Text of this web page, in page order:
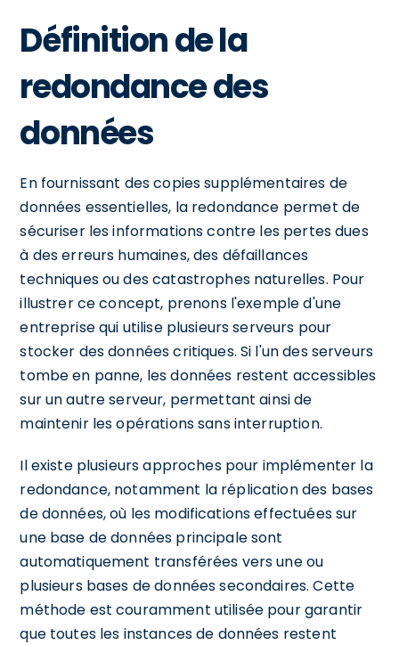
Définition de la
redondance des
données
En fournissant des copies supplémentaires de
données essentielles, la redondance permet de
sécuriser les informations contre les pertes dues
à des erreurs humaines, des défaillances
techniques ou des catastrophes naturelles. Pour
illustrer ce concept, prenons l'exemple d'une
entreprise qui utilise plusieurs serveurs pour
stocker des données critiques. Si l'un des serveurs
tombe en panne, les données restent accessibles
sur un autre serveur, permettant ainsi de
maintenir les opérations sans interruption.
Il existe plusieurs approches pour implémenter la
redondance, notamment la réplication des bases
de données, où les modifications effectuées sur
une base de données principale sont
automatiquement transférées vers une ou
plusieurs bases de données secondaires. Cette
méthode est couramment utilisée pour garantir
que toutes les instances de données restent